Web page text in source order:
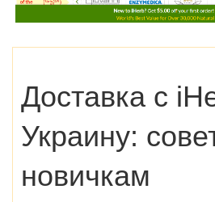
Доставка с
Украину:
новичкам